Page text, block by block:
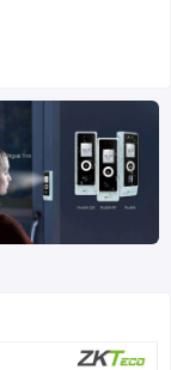
mức độ nhạy.
tới nhịp tim, phụ
mà không cần
bảo trì và thay